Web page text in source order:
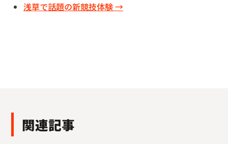
浅草で話題の新競技体験 →
関連記事